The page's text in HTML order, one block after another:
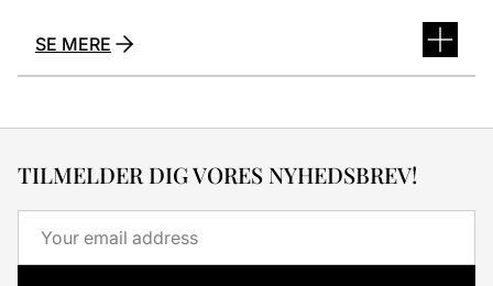
SE MERE
TILMELDER DIG VORES NYHEDSBREV!